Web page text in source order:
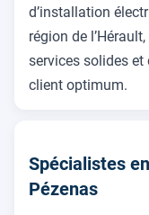
d’installation
région de
services solides
client optimum.
Spécialistes
Pézenas